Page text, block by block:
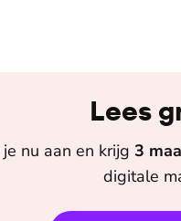
Lees
nu aan en krijg 3
digitale